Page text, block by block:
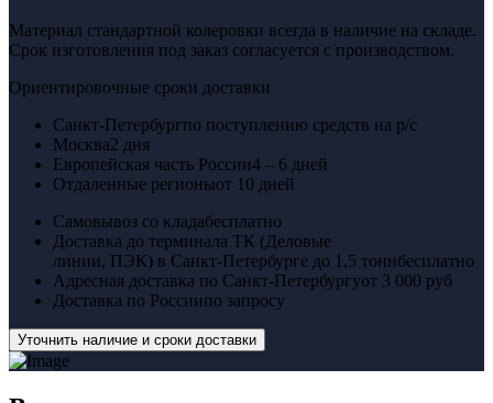
Материал стандартной колеровки всегда в наличие на складе.
Срок изготовления под заказ согласуется с производством.
Ориентировочные сроки доставки
Санкт-Петербургпо поступлению средств на р/с
Москва2 дня
Европейская часть России4 – 6 дней
Отдаленные регионыот 10 дней
Самовывоз со кладабесплатно
Доставка до терминала ТК (Деловые
линии, ПЭК) в Санкт-Петербурге до 1,5 тоннбесплатно
Адресная доставка по Санкт-Петербургуот 3 000 руб
Доставка по Россиипо запросу
Уточнить наличие и сроки доставки